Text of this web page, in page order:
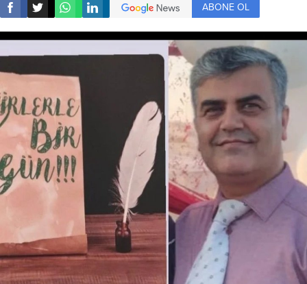
ABONE OL